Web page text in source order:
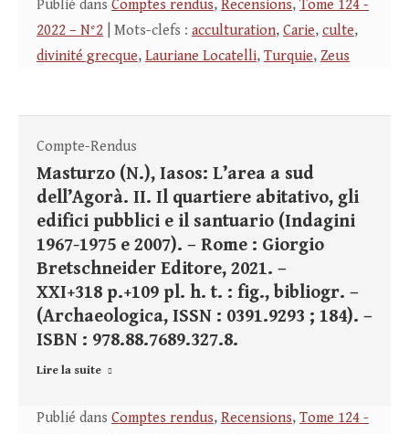
Publié dans Comptes rendus, Recensions, Tome 124 -
2022 – N°2 | Mots-clefs : acculturation, Carie, culte,
divinité grecque, Lauriane Locatelli, Turquie, Zeus
Compte-Rendus
Masturzo (N.), Iasos: L’area a sud
dell’Agorà. II. Il quartiere abitativo, gli
edifici pubblici e il santuario (Indagini
1967-1975 e 2007). – Rome : Giorgio
Bretschneider Editore, 2021. –
XXI+318 p.+109 pl. h. t. : fig., bibliogr. –
(Archaeologica, ISSN : 0391.9293 ; 184). –
ISBN : 978.88.7689.327.8.
Lire la suite
Publié dans Comptes rendus, Recensions, Tome 124 -